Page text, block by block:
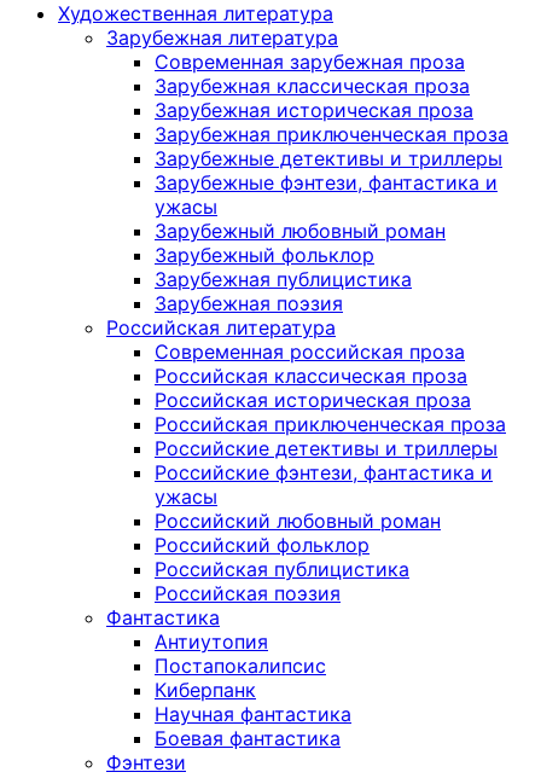
Художественная литература
Зарубежная литература
Современная зарубежная проза
Зарубежная классическая проза
Зарубежная историческая проза
Зарубежная приключенческая проза
Зарубежные детективы и триллеры
Зарубежные фэнтези, фантастика и
ужасы
Зарубежный любовный роман
Зарубежный фольклор
Зарубежная публицистика
Зарубежная поэзия
Российская литература
Современная российская проза
Российская классическая проза
Российская историческая проза
Российская приключенческая проза
Российские детективы и триллеры
Российские фэнтези, фантастика и
ужасы
Российский любовный роман
Российский фольклор
Российская публицистика
Российская поэзия
Фантастика
Антиутопия
Постапокалипсис
Киберпанк
Научная фантастика
Боевая фантастика
Фэнтези